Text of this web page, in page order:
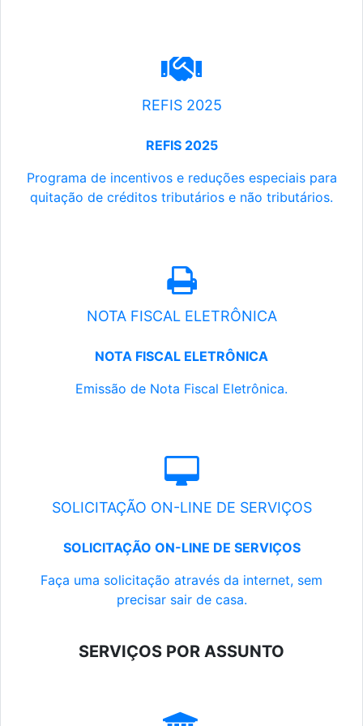
REFIS 2025
REFIS 2025
Programa de incentivos e reduções especiais para
quitação de créditos tributários e não tributários.
NOTA FISCAL ELETRÔNICA
NOTA FISCAL ELETRÔNICA
Emissão de Nota Fiscal Eletrônica.
SOLICITAÇÃO ON-LINE DE SERVIÇOS
SOLICITAÇÃO ON-LINE DE SERVIÇOS
Faça uma solicitação através da internet, sem
precisar sair de casa.
SERVIÇOS POR ASSUNTO